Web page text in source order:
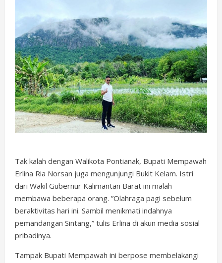
Tak kalah dengan Walikota Pontianak, Bupati Mempawah
Erlina Ria Norsan juga mengunjungi Bukit Kelam. Istri
dari Wakil Gubernur Kalimantan Barat ini malah
membawa beberapa orang. ”Olahraga pagi sebelum
beraktivitas hari ini. Sambil menikmati indahnya
pemandangan Sintang,” tulis Erlina di akun media sosial
pribadinya.
Tampak Bupati Mempawah ini berpose membelakangi